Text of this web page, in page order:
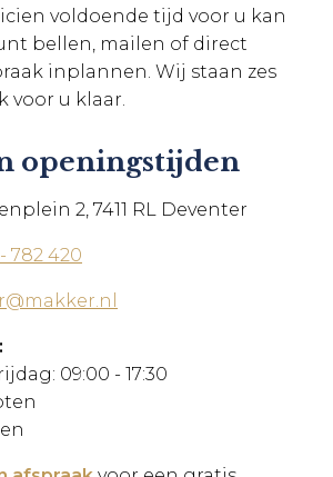
voldoende tijd voor u kan
bellen, mailen of direct
inplannen. Wij staan zes
voor u klaar.
openingstijden
2, 7411 RL Deventer
782 420
09:00 - 17:30